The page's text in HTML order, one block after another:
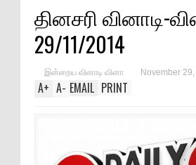
தினசரி வினாடி-
29/11/2014
இன்றைய வினாடி வினா November
A+ A- EMAIL PRINT